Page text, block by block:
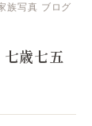
族写真 ブログ
歳七五